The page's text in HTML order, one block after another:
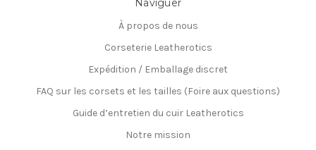
Naviguer
À propos de nous
Corseterie Leatherotics
Expédition / Emballage discret
FAQ sur les corsets et les tailles (Foire aux questions)
Guide d’entretien du cuir Leatherotics
Notre mission